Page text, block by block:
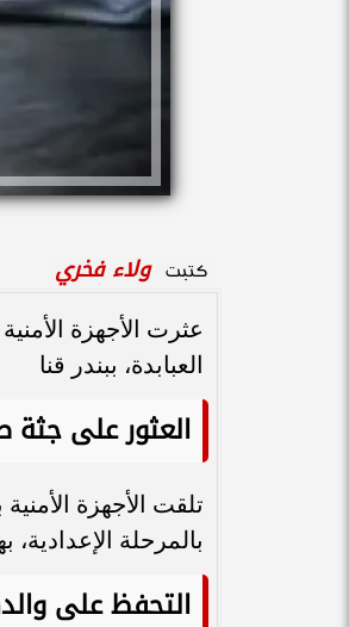
كتبت ولاء فخري
عثرت الأجهزة
العبابدة، ببندر قنا
العثور على جثة
تلقت الأجهزة
بالمرحلة الإعدادية،
التحفظ على